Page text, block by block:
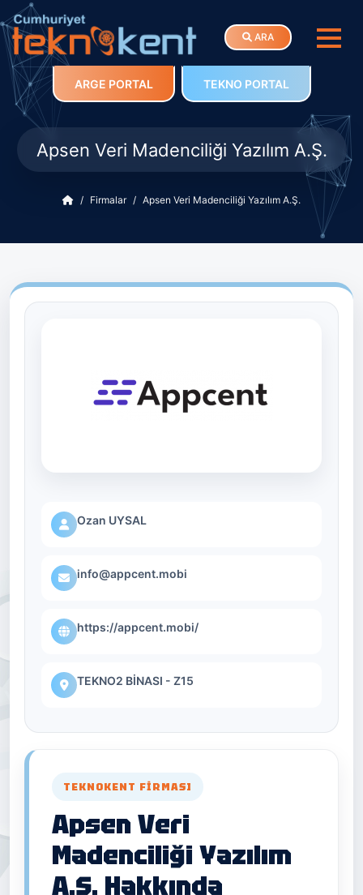
ARA
ARGE PORTAL TEKNO PORTAL
Apsen Veri Madenciliği Yazılım A.Ş.
Firmalar Apsen Veri Madenciliği Yazılım A.Ş.
Ozan UYSAL
info@appcent.mobi
https://appcent.mobi/
TEKNO2 BİNASI - Z15
TEKNOKENT FIRMASI
Apsen Veri
Madenciliği Yazılım
A.Ş. Hakkında